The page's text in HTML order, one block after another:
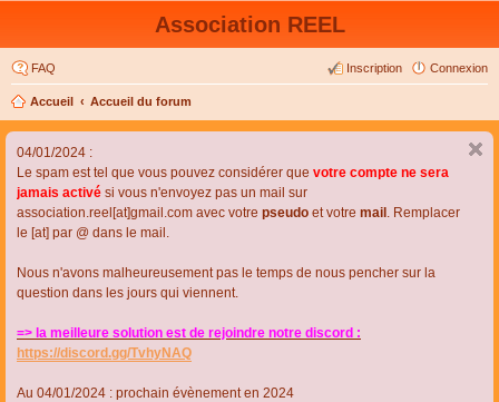
Association REEL
FAQ Connexion
Inscription
Accueil Accueil du forum
04/01/2024 :
Le spam est tel que vous pouvez considérer que votre compte ne sera
jamais activé si vous n'envoyez pas un mail sur
association.reel[at]gmail.com avec votre pseudo et votre mail . Remplacer
le [at] par @ dans le mail.
Nous n'avons malheureusement pas le temps de nous pencher sur la
question dans les jours qui viennent.
=> la meilleure solution est de rejoindre notre discord :
https://discord.gg/TvhyNAQ
Au 04/01/2024 : prochain évènement en 2024